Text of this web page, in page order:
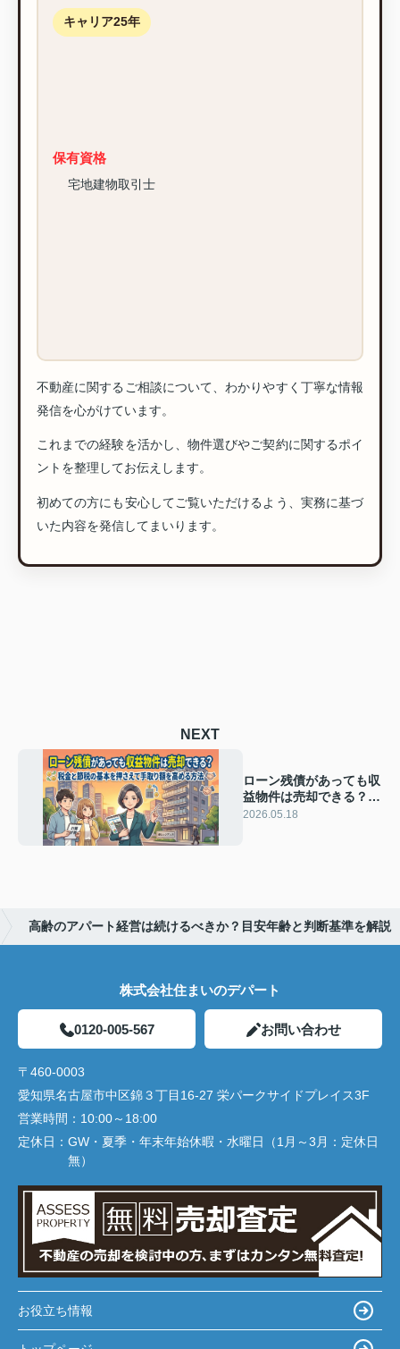
キャリア25年
保有資格
宅地建物取引士
不動産に関するご相談について、わかりやすく丁寧な情報
発信を心がけています。
これまでの経験を活かし、物件選びやご契約に関するポイ
ントを整理してお伝えします。
初めての方にも安心してご覧いただけるよう、実務に基づ
いた内容を発信してまいります。
NEXT
ローン残債があっても収
益物件は売却できる？税
金と節税の基本を押さえ
2026.05.18
高齢のアパート経営は続けるべきか？目安年齢と判断基準を解説
株式会社住まいのデパート
0120-005-567 お問い合わせ
〒460-0003
愛知県名古屋市中区錦３丁目16-27 栄パークサイドプレイス3F
営業時間： 10:00～18:00
定休日： GW・夏季・年末年始休暇・水曜日（1月～3月：定休日
無）
お役立ち情報